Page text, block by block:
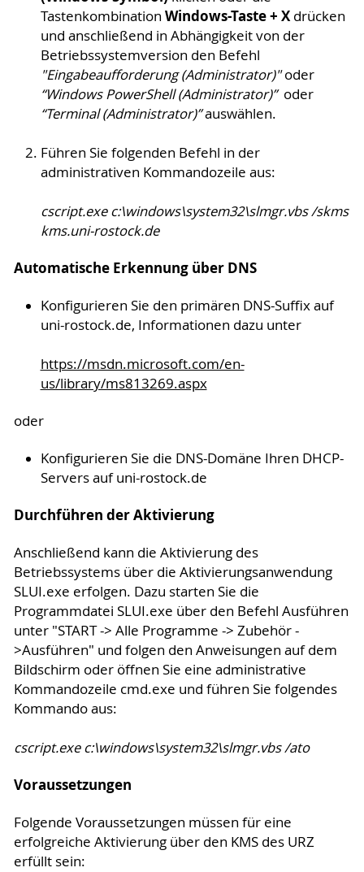
Tastenkombination Windows-Taste + Xdrücken
und anschließend in Abhängigkeit von der
Betriebssystemversion den Befehl
"Eingabeaufforderung (Administrator)"oder
“Windows PowerShell (Administrator)”oder
“Terminal (Administrator)”auswählen.
Führen Sie folgenden Befehl in der
administrativen Kommandozeile aus:
cscript.exe c:\windows\system32\slmgr.vbs /skms
kms.uni-rostock.de
Automatische Erkennung über DNS
Konfigurieren Sie den primären DNS-Suffix auf
uni-rostock.de, Informationen dazu unter
https://msdn.microsoft.com/en-
us/library/ms813269.aspx
oder
Konfigurieren Sie die DNS-Domäne Ihren DHCP-
Servers auf uni-rostock.de
Durchführen der Aktivierung
Anschließend kann die Aktivierung des
Betriebssystems über die Aktivierungsanwendung
SLUI.exe erfolgen. Dazu starten Sie die
Programmdatei SLUI.exe über den Befehl Ausführen
unter "START -> Alle Programme -> Zubehör -
>Ausführen" und folgen den Anweisungen auf dem
Bildschirm oder öffnen Sie eine administrative
Kommandozeile cmd.exe und führen Sie folgendes
Kommando aus:
cscript.exe c:\windows\system32\slmgr.vbs /ato
Voraussetzungen
Folgende Voraussetzungen müssen für eine
erfolgreiche Aktivierung über den KMS des URZ
erfüllt sein: